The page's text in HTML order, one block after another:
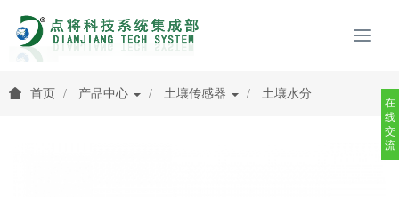
首页 产品中心 土壤传感器 土壤水分
在
线
交
流